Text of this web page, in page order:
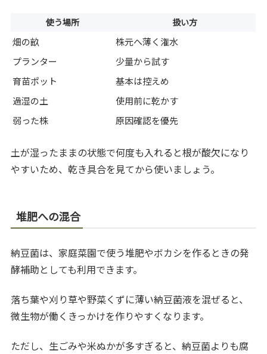
使う場所 扱い方
畑の畝
株元へ薄く潅水
プランター
少量から試す
育苗ポット
基本は控えめ
過湿の土
使用前に乾かす
弱った株
原因確認を優先
土が湿ったままの状態で何度も入れると根が酸欠になり
やすいため、乾き具合を見てから使いましょう。
堆肥への混合
納豆菌は、家庭菜園で使う堆肥やボカシを作るときの発
酵補助としても利用できます。
落ち葉や刈り草や野菜くずに薄い納豆菌液を混ぜると、
微生物が働くきっかけを作りやすくなります。
ただし、生ごみや米ぬかが多すぎると、納豆菌よりも腐